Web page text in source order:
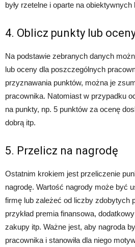
były rzetelne i oparte na obiektywnych
4. Oblicz punkty lub
Na podstawie zebranych danych
lub oceny dla poszczególnych
przyznawania punktów, można je
pracownika. Natomiast w przypadku
na punkty, np. 5 punktów za ocenę
dobrą itp.
5. Przelicz na nagrodę
Ostatnim krokiem jest przeliczenie
nagrodę. Wartość nagrody może być
firmę lub zależeć od liczby zdobytych
przykład premia finansowa,
zakupy itp. Ważne jest, aby nagroda
pracownika i stanowiła dla niego